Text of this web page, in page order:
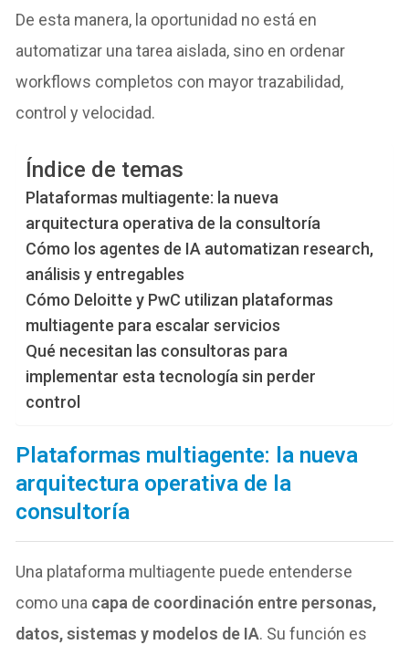
De esta manera, la oportunidad no está en
automatizar una tarea aislada, sino en ordenar
workflows completos con mayor trazabilidad,
control y velocidad.
Índice de temas
Plataformas multiagente: la nueva
arquitectura operativa de la consultoría
Cómo los agentes de IA automatizan research,
análisis y entregables
Cómo Deloitte y PwC utilizan plataformas
multiagente para escalar servicios
Qué necesitan las consultoras para
implementar esta tecnología sin perder
control
Plataformas multiagente: la nueva
arquitectura operativa de la
consultoría
Una plataforma multiagente puede entenderse
como una capa de coordinación entre personas,
datos, sistemas y modelos de IA. Su función es